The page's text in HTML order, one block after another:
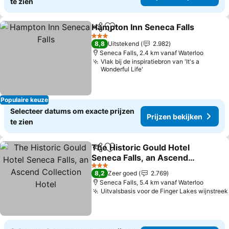
Populaire keuze
DelenToevoegen aan favorieten
Hampton Inn Seneca Falls
3 Sterren
8,8 Uitstekend
2.982
Seneca Falls, 2.4 km vanaf Waterloo
Vlak bij de inspiratiebron van 'It's a
Wonderful Life'
Selecteer datums om exacte prijzen
te zien
Prijzen bekijken
DelenToevoegen aan favorieten
The Historic Gould Hotel
Seneca Falls, an Ascend
Collection Hotel
3 Sterren
8,2 Zeer goed
2.769
Seneca Falls, 5.4 km vanaf Waterloo
Uitvalsbasis voor de Finger Lakes wijnstreek